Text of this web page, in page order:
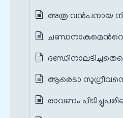
അത്ര വന്‍പനായ
ആരെടാ
രാവണം